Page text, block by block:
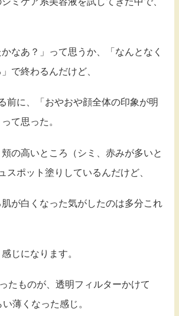
なあ？」って思うか、「なんとなく
で終わるんだけど、
前に、「おやおや顔全体の印象が明
て思った。
の高いところ（シミ、赤みが多いと
スポット塗りしているんだけど、
が白くなった気がしたのは多分これ
じになります。
たものが、透明フィルターかけて
薄くなった感じ。